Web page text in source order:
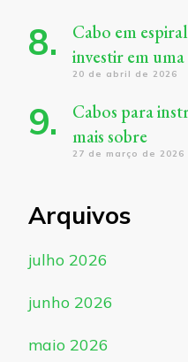
Cabo em
investir em
20 de abril de 2026
Cabos para
mais sobre
27 de março de 2026
Arquivos
julho 2026
junho 2026
maio 2026